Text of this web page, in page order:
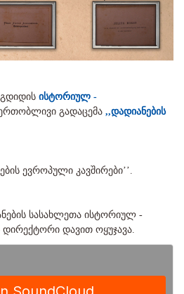
ისტორიულ -
გადაცემა ,,დადიანების
ევროპული კავშირები’’.
სასახლეთა ისტორიულ -
დირექტორი დავით ოყუჯავა.